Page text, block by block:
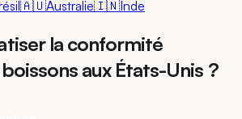
🇦🇺Australie🇮🇳Inde
la conformité
aux États-Unis ?